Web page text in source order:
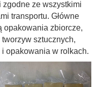
zgodne ze wszystkimi
transportu. Główne
opakowania zbiorcze,
sztucznych,
opakowania w rolkach.